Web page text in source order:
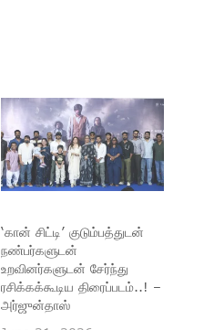
‘கான் சிட்டி’ குடும்பத்துடன்
நண்பர்களுடன்
உறவினர்களுடன் சேர்ந்து
ரசிக்கக்கூடிய திரைப்படம்..! –
அர்ஜுன்தாஸ்